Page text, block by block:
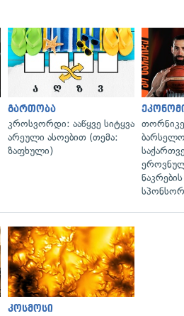
გართობა
კროსვორდი: ააწყვე სიტყვა
არეული ასოებით (თემა:
ზაფხული)
კოსმოსი